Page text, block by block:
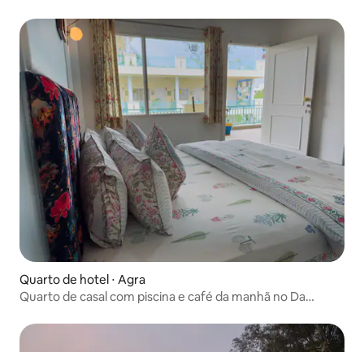
Quarto de hotel ⋅ Agra
Quarto de casal com piscina e café da manhã no Da